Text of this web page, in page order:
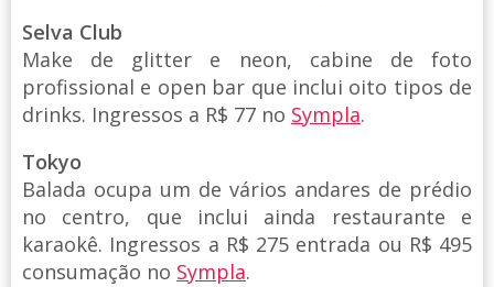
Selva Club
Make de glitter e neon, cabine de foto
profissional e open bar que inclui oito tipos de
drinks. Ingressos a R$ 77 no Sympla.
Tokyo
Balada ocupa um de vários andares de prédio
no centro, que inclui ainda restaurante e
karaokê. Ingressos a R$ 275 entrada ou R$ 495
consumação no Sympla.